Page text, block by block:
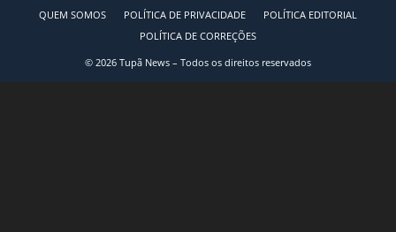
QUEM SOMOS POLÍTICA DE PRIVACIDADE
POLÍTICA EDITORIAL
POLÍTICA DE CORREÇÕES
© 2026 Tupã News – Todos os direitos reservados